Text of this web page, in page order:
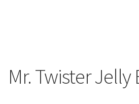
Mr. Twister